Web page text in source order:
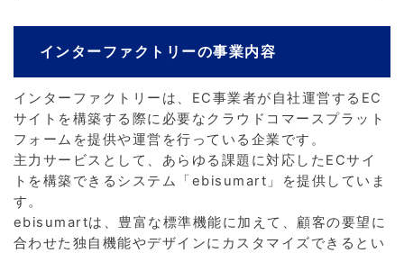
インターファクトリーの事業内容
インターファクトリーは、EC事業者が自社運営するEC
サイトを構築する際に必要なクラウドコマースプラット
フォームを提供や運営を行っている企業です。
主力サービスとして、あらゆる課題に対応したECサイ
トを構築できるシステム「ebisumart」を提供していま
す。
ebisumartは、豊富な標準機能に加えて、顧客の要望に
合わせた独自機能やデザインにカスタマイズできるとい